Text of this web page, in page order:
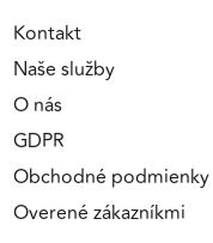
Kontakt
Naše služby
O nás
GDPR
Obchodné podmienky
Overené zákazníkmi